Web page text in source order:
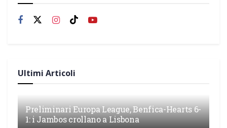
Ultimi Articoli
Preliminari Europa League, Benfica-Hearts 6-
1: i Jambos crollano a Lisbona